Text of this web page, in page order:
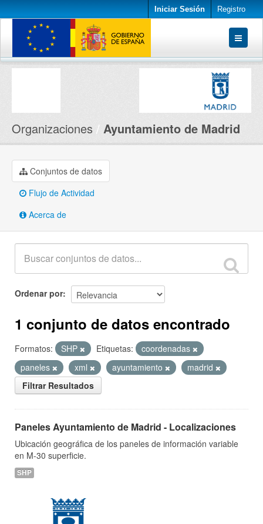
Iniciar Sesión Registro
Conjuntos de datos
Organizaciones Ayuntamiento de Madrid
Conjuntos de datos
Flujo de Actividad
Acerca de
Ordenar por
1 conjunto de datos encontrado
Formatos: SHP Etiquetas:
coordenadas
paneles
xml ayuntamiento
madrid
Filtrar Resultados
Paneles Ayuntamiento de Madrid - Localizaciones
Ubicación geográfica de los paneles de información variable
en M-30 superficie.
SHP